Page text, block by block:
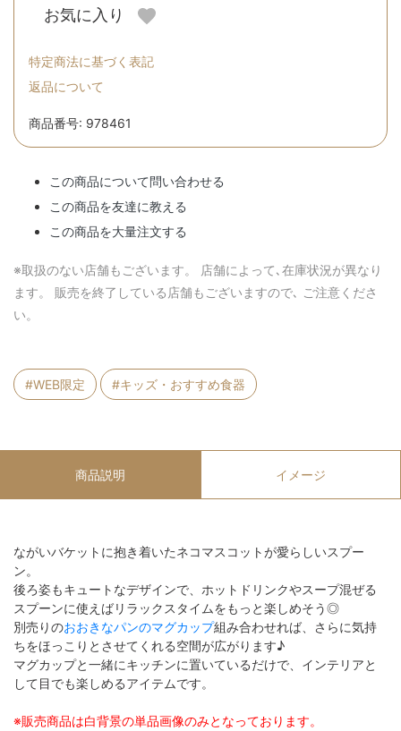
お気に入り
特定商法に基づく表記
返品について
商品番号: 978461
この商品について問い合わせる
この商品を友達に教える
この商品を大量注文する
※取扱のない店舗もございます。 店舗によって､在庫状況が異なり
ます。 販売を終了している店舗もございますので､ ご注意くださ
い。
#WEB限定 #キッズ・おすすめ食器
商品説明 イメージ
ながいバケットに抱き着いたネコマスコットが愛らしいスプー
ン。
後ろ姿もキュートなデザインで、ホットドリンクやスープ混ぜる
スプーンに使えばリラックスタイムをもっと楽しめそう◎
別売りのおおきなパンのマグカップ組み合わせれば、さらに気持
ちをほっこりとさせてくれる空間が広がります♪
マグカップと一緒にキッチンに置いているだけで、インテリアと
して目でも楽しめるアイテムです。
※販売商品は白背景の単品画像のみとなっております。